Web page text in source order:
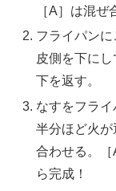
［A］は混ぜ
フライパン
皮側を下に
下を返す。
なすをフラ
半分ほど火
合わせる。
ら完成！